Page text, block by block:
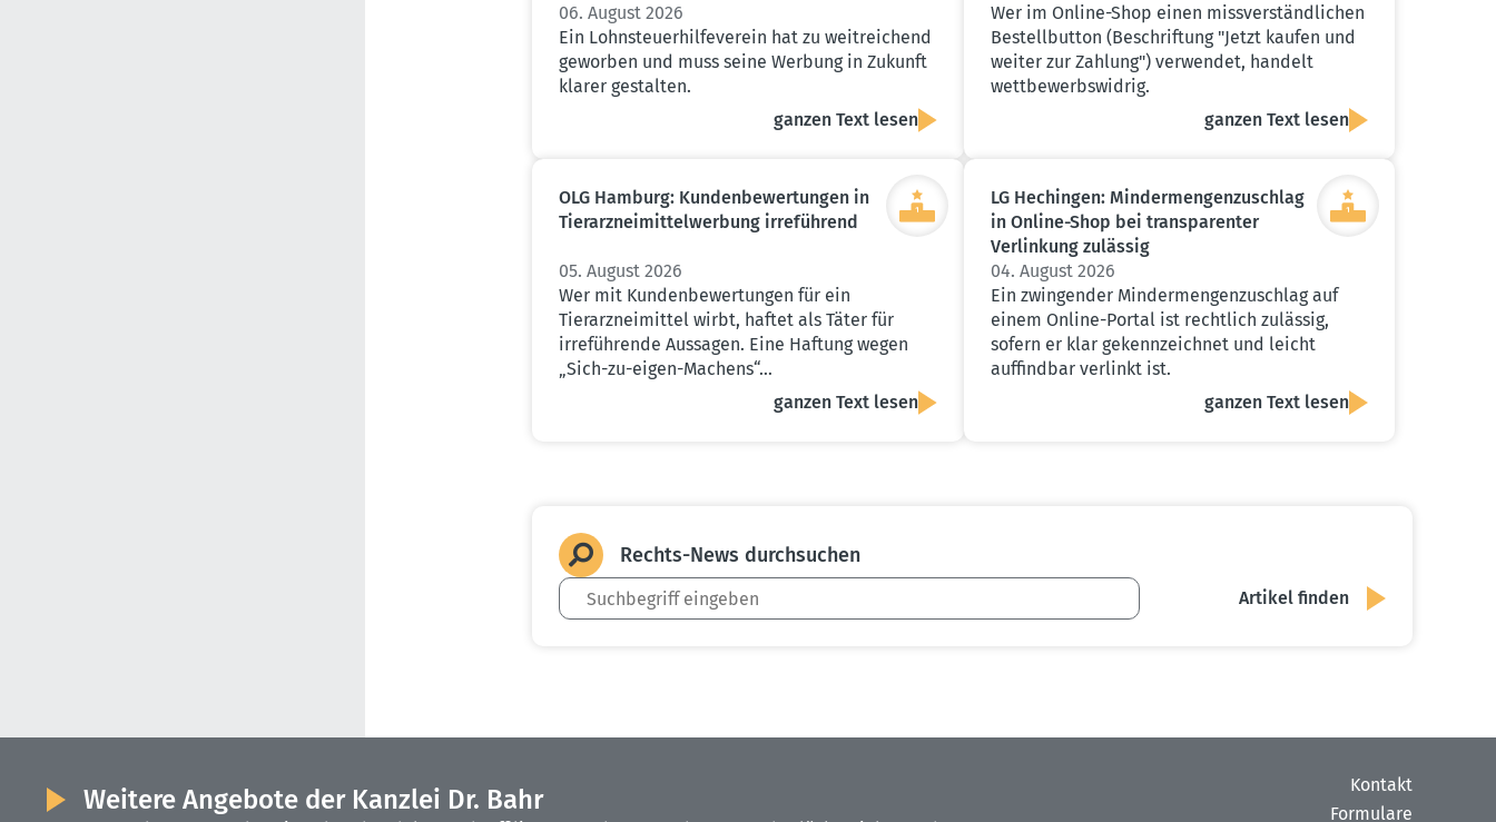
06. August 2026
Ein Lohnsteuerhilfeverein hat zu weitreichend
geworben und muss seine Werbung in Zukunft
klarer gestalten.
ganzen Text lesen
Wer im Online-Shop einen missverständlichen
Bestellbutton (Beschriftung "Jetzt kaufen und
weiter zur Zahlung") verwendet, handelt
wettbewerbswidrig.
ganzen Text lesen
OLG Hamburg: Kunden­be­wer­tungen in
Tierarz­nei­mit­tel­werbung irreführend
05. August 2026
Wer mit Kundenbewertungen für ein
Tierarzneimittel wirbt, haftet als Täter für
irreführende Aussagen. Eine Haftung wegen
„Sich-zu-eigen-Machens“…
ganzen Text lesen
LG Hechingen: Minder­men­gen­zu­schlag
in Online-Shop bei trans­pa­renter
Verlinkung zulässig
04. August 2026
Ein zwingender Mindermengenzuschlag auf
einem Online-Portal ist rechtlich zulässig,
sofern er klar gekennzeichnet und leicht
auffindbar verlinkt ist.
ganzen Text lesen
Rechts-News durch­suchen
Weitere Angebote der Kanzlei Dr. Bahr
Kontakt
Formulare